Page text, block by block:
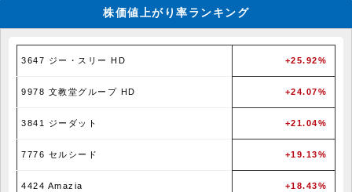
株価値上がり率ランキング
3647 ジー・スリー HD +25.92%
9978 文教堂グループ HD +24.07%
3841 ジーダット +21.04%
7776 セルシード +19.13%
4424 Amazia +18.43%